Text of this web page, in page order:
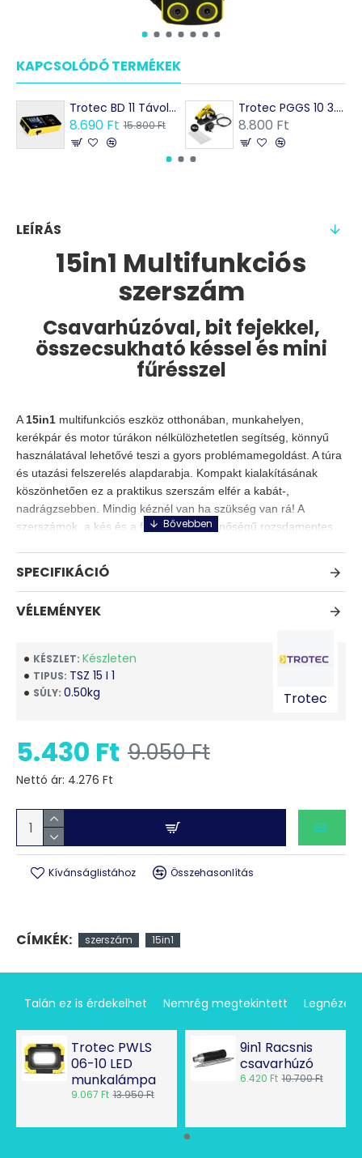
KAPCSOLÓDÓ TERMÉKEK
Trotec BD 11 Távolságmérő
8.690 Ft 15.800 Ft
Trotec PGGS 10 3.7V - Akkumulátoros ragasztópisztoly
8.800 Ft
LEÍRÁS
15in1 Multifunkciós
szerszám
Csavarhúzóval, bit fejekkel,
összecsukható késsel és mini
fűrésszel
A 15in1 multifunkciós eszköz otthonában, munkahelyen,
kerékpár és motor túrákon nélkülözhetetlen segítség, könnyű
használatával lehetővé teszi a gyors problémamegoldást. A túra
és utazási felszerelés alapdarabja. Kompakt kialakításának
köszönhetően ez a praktikus szerszám elfér a kabát-,
nadrágzsebben. Mindig kéznél van ha szükség van rá! A
szerszámok, a kés és a fűrész kiváló minőségű rozsdamentes
Tartozékok:
Sima kés - hosszúsága: kb. 5,5 cm
Műszaki adatok:
A szerszám megvásárlásához helyezze a terméket a kosárba:
SPECIFIKÁCIÓ
VÉLEMÉNYEK
KÉSZLET: Készleten
TIPUS: TSZ 15 I 1
SÚLY: 0.50kg Trotec
5.430 Ft 9.050 Ft
Nettó ár: 4.276 Ft
Kívánságlistához Összehasonlítás
CÍMKÉK: szerszám 15in1
Talán ez is érdekelhet Nemrég megtekintett
Trotec PWLS
06-10 LED
munkalámpa
9.067 Ft 13.950 Ft
9in1 Racsnis
csavarhúzó
6.420 Ft 10.700 Ft